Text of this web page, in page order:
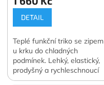
DETAIL
Teplé funkční triko se zipem
u krku do chladných
podmínek. Lehký, elastický,
prodyšný a rychleschnoucí
materiál.